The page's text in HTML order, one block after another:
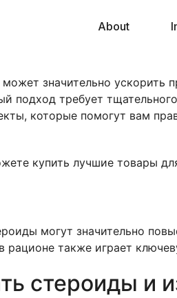
About
значительно
подход требует
которые помогут вам
купить лучшие товары
могут значительно
рационе также играет
стероиды и